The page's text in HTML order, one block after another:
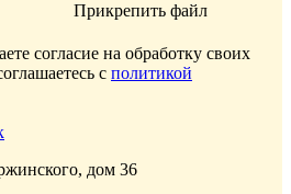
Прикрепить файл
согласие на обработку своих
с политикой
дом 36